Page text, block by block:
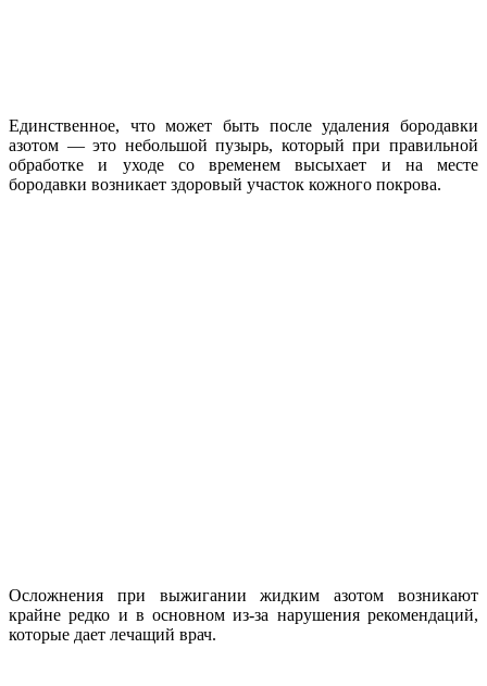
Единственное, что может быть после удаления бородавки
азотом — это небольшой пузырь, который при правильной
обработке и уходе со временем высыхает и на месте
бородавки возникает здоровый участок кожного покрова.
Осложнения при выжигании жидким азотом возникают
крайне редко и в основном из-за нарушения рекомендаций,
которые дает лечащий врач.